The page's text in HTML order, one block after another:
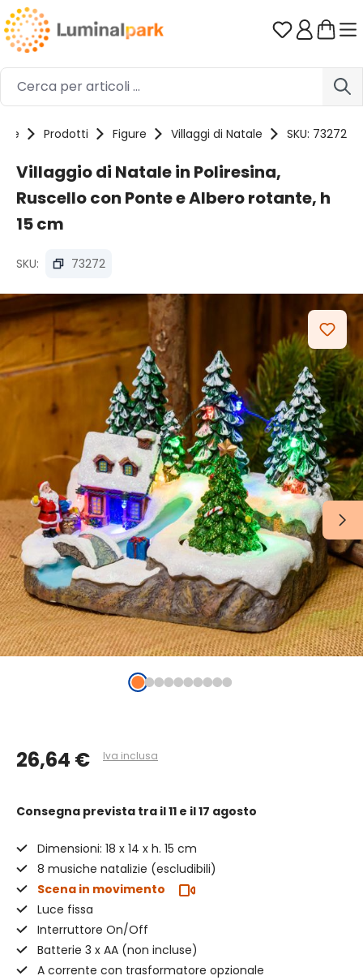
Passa al contenuto principale Hai 0
Prodotti Figure Villaggi di Natale SKU: 73272
Villaggio di Natale in Poliresina,
Ruscello con Ponte e Albero rotante, h
15 cm
SKU: 73272
Salta la galleria di immagini
26,64 € Iva inclusa
Consegna prevista tra il 11 e il 17 agosto
Dimensioni: 18 x 14 x h. 15 cm
8 musiche natalizie (escludibili)
Scena in movimento
Luce fissa
Interruttore On/Off
Batterie 3 x AA (non incluse)
A corrente con trasformatore opzionale